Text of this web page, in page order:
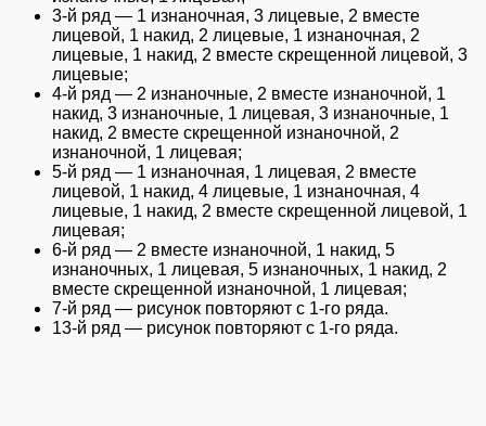
3-й ряд — 1 изнаночная, 3 лицевые, 2 вместе
лицевой, 1 накид, 2 лицевые, 1 изнаночная, 2
лицевые, 1 накид, 2 вместе скрещенной лицевой, 3
лицевые;
4-й ряд — 2 изнаночные, 2 вместе изнаночной, 1
накид, 3 изнаночные, 1 лицевая, 3 изнаночные, 1
накид, 2 вместе скрещенной изнаночной, 2
изнаночной, 1 лицевая;
5-й ряд — 1 изнаночная, 1 лицевая, 2 вместе
лицевой, 1 накид, 4 лицевые, 1 изнаночная, 4
лицевые, 1 накид, 2 вместе скрещенной лицевой, 1
лицевая;
6-й ряд — 2 вместе изнаночной, 1 накид, 5
изнаночных, 1 лицевая, 5 изнаночных, 1 накид, 2
вместе скрещенной изнаночной, 1 лицевая;
7-й ряд — рисунок повторяют с 1-го ряда.
13-й ряд — рисунок повторяют с 1-го ряда.